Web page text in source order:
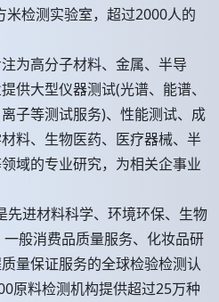
检测实验室，超过2000人的
为高分子材料、金属、半导
供大型仪器测试(光谱、能谱、
子等测试服务)、性能测试、成
料、生物医药、医疗器械、半
域的专业研究，为相关企事业
先进材料科学、环境环保、生物
般消费品质量服务、化妆品研
量保证服务的全球检验检测认
原料检测机构提供超过25万种